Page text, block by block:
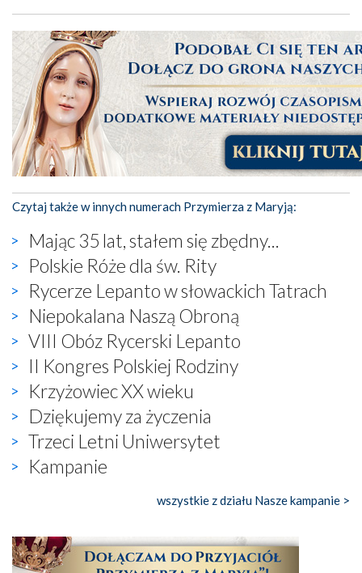
Czytaj także w innych numerach Przymierza z Maryją:
Mając 35 lat, stałem się zbędny...
Polskie Róże dla św. Rity
Rycerze Lepanto w słowackich Tatrach
Niepokalana Naszą Obroną
VIII Obóz Rycerski Lepanto
II Kongres Polskiej Rodziny
Krzyżowiec XX wieku
Dziękujemy za życzenia
Trzeci Letni Uniwersytet
Kampanie
wszystkie z działu Nasze kampanie >